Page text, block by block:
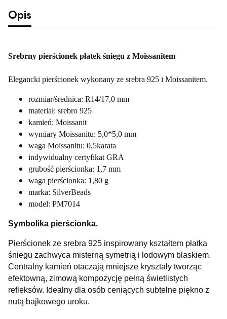
Opis
Srebrny pierścionek płatek śniegu z Moissanitem
Elegancki pierścionek wykonany ze srebra 925 i Moissanitem.
rozmiar/średnica: R14/17,0 mm
materiał: srebro 925
kamień: Moissanit
wymiary Moissanitu: 5,0*5,0 mm
waga Moissanitu: 0,5karata
indywidualny certyfikat GRA
grubość pierścionka: 1,7 mm
waga pierścionka: 1,80 g
marka: SilverBeads
model: PM7014
Symbolika pierścionka.
Pierścionek ze srebra 925 inspirowany kształtem płatka
śniegu zachwyca misterną symetrią i lodowym blaskiem.
Centralny kamień otaczają mniejsze kryształy tworząc
efektowną, zimową kompozycję pełną świetlistych
refleksów. Idealny dla osób ceniących subtelne piękno z
nutą bajkowego uroku.